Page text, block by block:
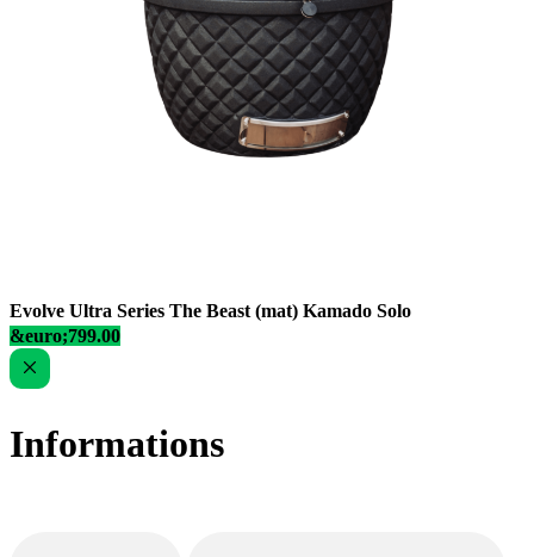
Evolve Ultra Series The Beast (mat) Kamado Solo
&euro;799.00
Informations